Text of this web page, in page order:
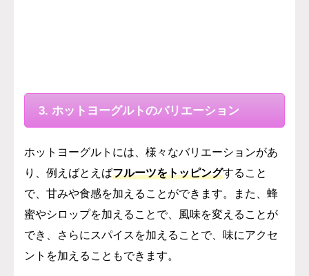
3. ホットヨーグルトのバリエーション
ホットヨーグルトには、様々なバリエーションがあ
り、例えばとえばフルーツをトッピングすること
で、甘みや食感を加えることができます。また、蜂
蜜やシロップを加えることで、風味を変えることが
でき、さらにスパイスを加えることで、味にアクセ
ントを加えることもできます。